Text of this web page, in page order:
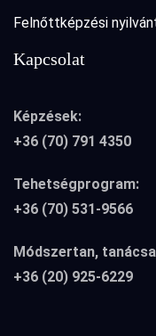
Felnőttképzési
Kapcsolat
Képzések:
+36 (70) 791 4350
Tehetségprogram:
+36 (70) 531-9566
Módszertan,
+36 (20) 925-6229